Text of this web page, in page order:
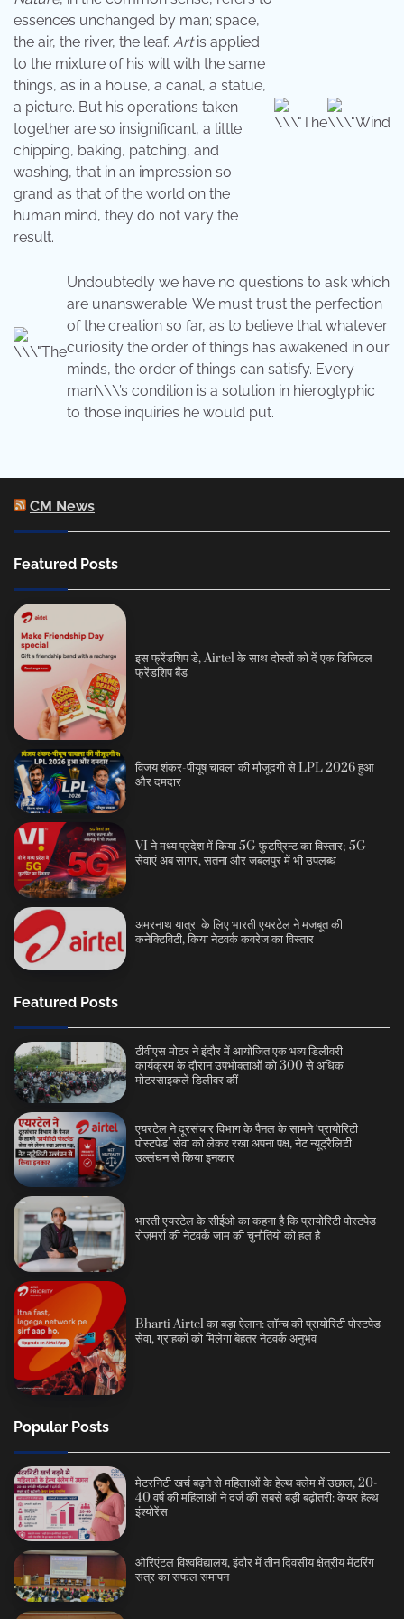
essences unchanged by man; space,
the air, the river, the leaf. Artis applied
to the mixture of his will with the same
things, as in a house, a canal, a statue,
a picture. But his operations taken
together are so insignificant, a little
chipping, baking, patching, and
washing, that in an impression so
grand as that of the world on the
human mind, they do not vary the
result.
Undoubtedly we have no questions to ask which
are unanswerable. We must trust the perfection
of the creation so far, as to believe that whatever
curiosity the order of things has awakened in our
minds, the order of things can satisfy. Every
man\\\’s condition is a solution in hieroglyphic
to those inquiries he would put.
CM News
Featured Posts
इस फ्रेंडशिप डे, Airtel के साथ दोस्तों को दें एक डिजिटल
फ्रेंडशिप बैंड
विजय शंकर-पीयूष चावला की मौजूदगी से LPL 2026 हुआ
और दमदार
VI ने मध्य प्रदेश में किया 5G फुटप्रिन्ट का विस्तार; 5G
सेवाएं अब सागर, सतना और जबलपुर में भी उपलब्ध
अमरनाथ यात्रा के लिए भारती एयरटेल ने मजबूत की
कनेक्टिविटी, किया नेटवर्क कवरेज का विस्तार
Featured Posts
टीवीएस मोटर ने इंदौर में आयोजित एक भव्य डिलीवरी
कार्यक्रम के दौरान उपभोक्ताओं को 300 से अधिक
मोटरसाइकलें डिलीवर कीं
एयरटेल ने दूरसंचार विभाग के पैनल के सामने ‘प्रायोरिटी
पोस्टपेड’ सेवा को लेकर रखा अपना पक्ष, नेट न्यूट्रैलिटी
उल्लंघन से किया इनकार
भारती एयरटेल के सीईओ का कहना है कि प्रायोरिटी पोस्टपेड
रोज़मर्रा की नेटवर्क जाम की चुनौतियों को हल है
Bharti Airtel का बड़ा ऐलान: लॉन्च की प्रायोरिटी पोस्टपेड
सेवा, ग्राहकों को मिलेगा बेहतर नेटवर्क अनुभव
Popular Posts
मेटरनिटी खर्च बढ़ने से महिलाओं के हेल्थ क्लेम में उछाल, 20-
40 वर्ष की महिलाओं ने दर्ज की सबसे बड़ी बढ़ोतरी: केयर हेल्थ
इंश्योरेंस
ओरिएंटल विश्वविद्यालय, इंदौर में तीन दिवसीय क्षेत्रीय मेंटरिंग
सत्र का सफल समापन